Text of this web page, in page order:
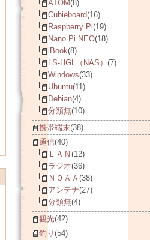
ATOM(8)
Cubieboard(16)
Raspberry Pi(19)
Nano Pi NEO(18)
iBook(8)
LS-HGL（NAS） (7)
Windows(33)
Ubuntu(11)
Debian(4)
分類無(10)
携帯端末(38)
通信(40)
ＬＡＮ (12)
ラジオ(36)
ＮＯＡＡ (38)
アンテナ(27)
分類無(4)
観光(42)
釣り (54)